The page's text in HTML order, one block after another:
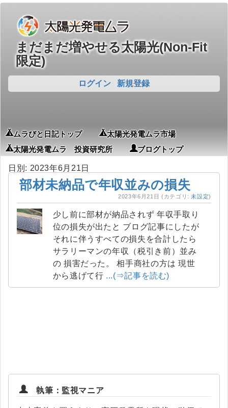
まだまだ増やせる太陽光(Non-Fit
限定)
ログイン 新規登録
ムラびと日記トップ
太陽光発電ムラ市場
太陽光発電ムラ 投資研究所
ブログトップ
日別: 2023年6月21日
部材未納品で年収並みの損失
2023年6月21日 (カテゴリ:未設定)
少し前に部材が納品されず 年収手取り
位の損失が出たと ブログ記事にしたが
それに伴うすべての損失を合計したら
サラリーマンの年収（税引き前）並み
の 損害だった。 相手商社の方は 現世
から逃げて行 ...(⇒記事を読む)
執筆：監視マニア